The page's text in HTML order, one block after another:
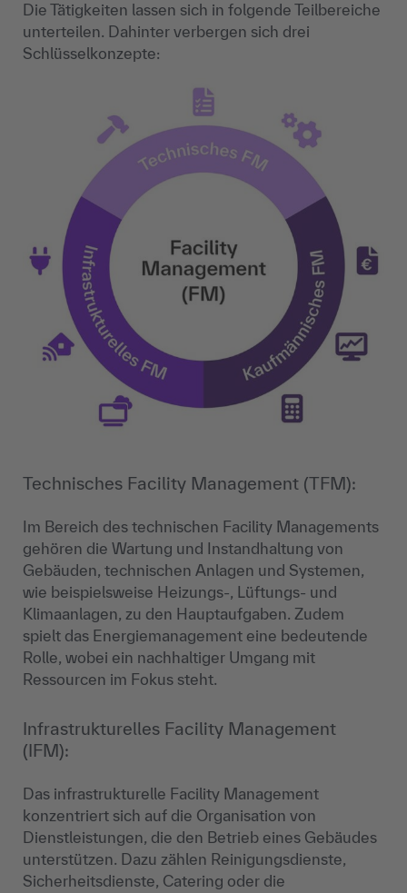
Die Tätigkeiten lassen sich in folgende Teilbereiche
unterteilen. Dahinter verbergen sich drei
Schlüsselkonzepte:
Technisches Facility Management (TFM):
Im Bereich des technischen Facility Managements
gehören die Wartung und Instandhaltung von
Gebäuden, technischen Anlagen und Systemen,
wie beispielsweise Heizungs-, Lüftungs- und
Klimaanlagen, zu den Hauptaufgaben. Zudem
spielt das Energiemanagement eine bedeutende
Rolle, wobei ein nachhaltiger Umgang mit
Ressourcen im Fokus steht.
Infrastrukturelles Facility Management
(IFM):
Das infrastrukturelle Facility Management
konzentriert sich auf die Organisation von
Dienstleistungen, die den Betrieb eines Gebäudes
unterstützen. Dazu zählen Reinigungsdienste,
Sicherheitsdienste, Catering oder die